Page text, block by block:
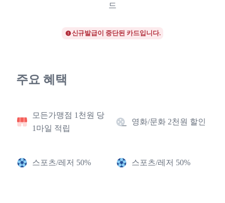
드
신규발급이 중단된 카드입니다.
주요 혜택
모든가맹점 1천원 당
1마일 적립
영화/문화 2천원 할인
스포츠/레저 50% 스포츠/레저 50%